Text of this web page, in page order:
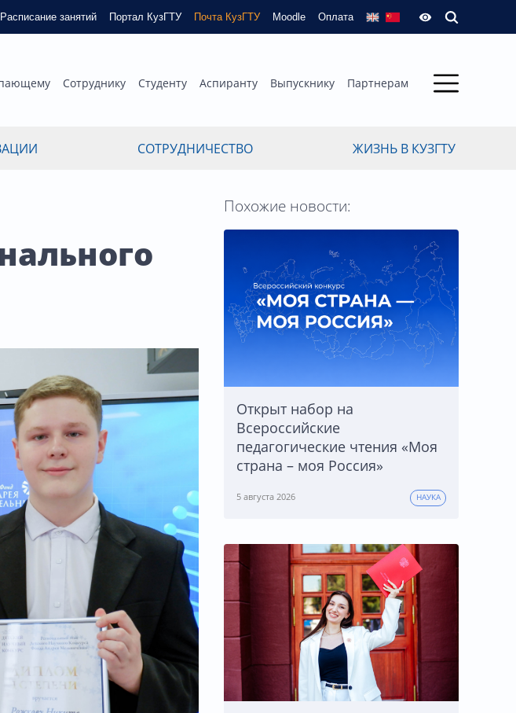
Расписание занятий Портал КузГТУ Почта КузГТУ Moodle Оплата
Сотруднику Студенту Аспиранту Выпускнику Партнерам
СОТРУДНИЧЕСТВО ЖИЗНЬ В КУЗГТУ
Похожие новости:
Открыт набор на
Всероссийские
педагогические чтения «Моя
страна – моя Россия»
5 августа 2026 НАУКА